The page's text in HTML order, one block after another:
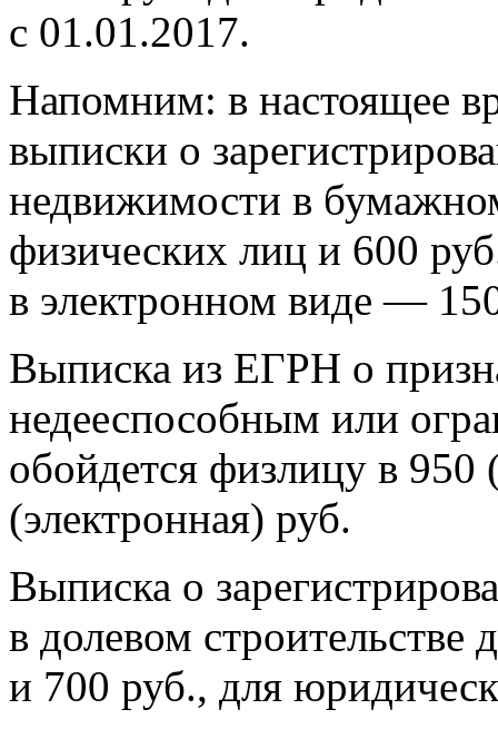
с 01.01.2017.
Напомним: в настоящее
выписки о
недвижимости в
физических лиц и 600
в электронном виде —
Выписка из ЕГРН о
недееспособным или
обойдется физлицу в
(электронная) руб.
Выписка о
в долевом
и 700 руб., для